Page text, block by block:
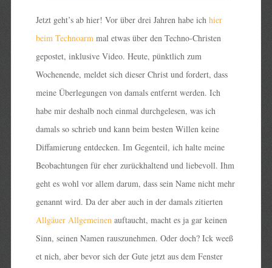
Jetzt geht’s ab hier! Vor über drei Jahren habe ich hier
beim Technoarmmal etwas über den Techno-Christen
gepostet, inklusive Video. Heute, pünktlich zum
Wochenende, meldet sich dieser Christ und fordert, dass
meine Überlegungen von damals entfernt werden. Ich
habe mir deshalb noch einmal durchgelesen, was ich
damals so schrieb und kann beim besten Willen keine
Diffamierung entdecken. Im Gegenteil, ich halte meine
Beobachtungen für eher zurückhaltend und liebevoll. Ihm
geht es wohl vor allem darum, dass sein Name nicht mehr
genannt wird. Da der aber auch in der damals zitierten
Allgäuer Allgemeinenauftaucht, macht es ja gar keinen
Sinn, seinen Namen rauszunehmen. Oder doch? Ick weeß
et nich, aber bevor sich der Gute jetzt aus dem Fenster